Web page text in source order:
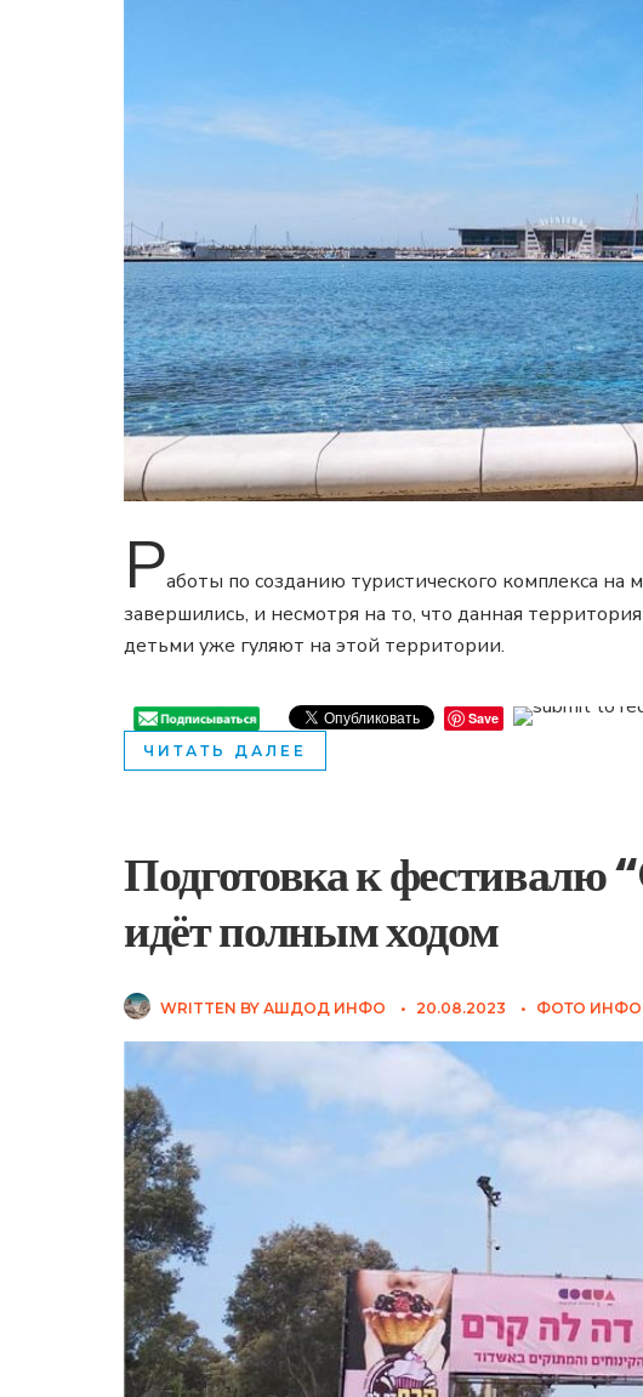
Работы по созданию туристического комплекса на
завершились, и несмотря на то, что данная
детьми уже гуляют на этой территории.
Save
ЧИТАТЬ ДАЛЕЕ
Подготовка к
идёт полным ходом
WRITTEN BY АШДОД ИНФО • 20.08.2023 • ФОТО ИНФО